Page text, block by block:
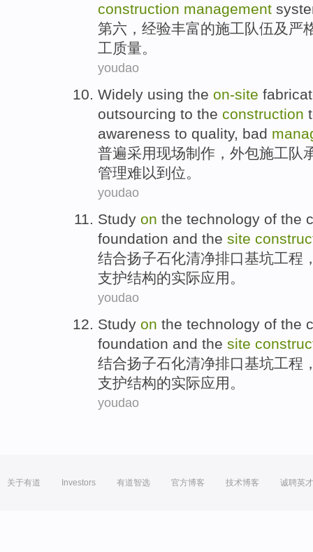
construction management
第六 ， 经验丰富的施工队伍及 严
工质量。
youdao
Widely using the on-site
outsourcing to the construction
awareness to quality, bad
普遍采用现场制作 ， 外包施工队
管理难以到位。
youdao
Study on the technology of the
foundation and the site
结合扬子石化清净排口基坑工程
支护结构的实际应用。
youdao
Study on the technology of the
foundation and the site
结合扬子石化清净排口基坑工程
支护结构的实际应用。
youdao
关于有道 Investors 有道智选 官方博客 技术博客 诚聘英才